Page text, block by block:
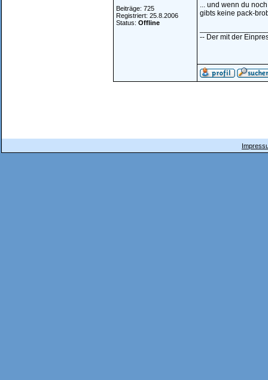
Beiträge: 725
Registriert: 25.8.2006
Status: Offline
... und wenn du
gibts keine pack-
-- Der mit der